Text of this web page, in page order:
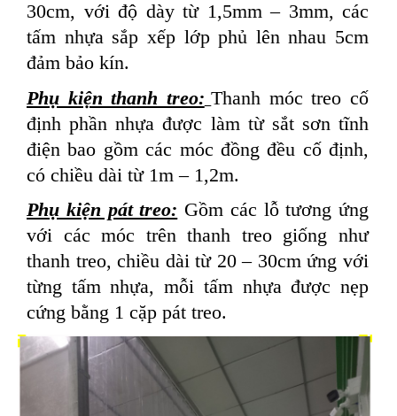
30cm, với độ dày từ 1,5mm – 3mm, các
tấm nhựa sắp xếp lớp phủ lên nhau 5cm
đảm bảo kín.
Phụ kiện thanh treo: Thanh móc treo cố
định phần nhựa được làm từ sắt sơn tĩnh
điện bao gồm các móc đồng đều cố định,
có chiều dài từ 1m – 1,2m.
Phụ kiện pát treo: Gồm các lỗ tương ứng
với các móc trên thanh treo giống như
thanh treo, chiều dài từ 20 – 30cm ứng với
từng tấm nhựa, mỗi tấm nhựa được nẹp
cứng bằng 1 cặp pát treo.